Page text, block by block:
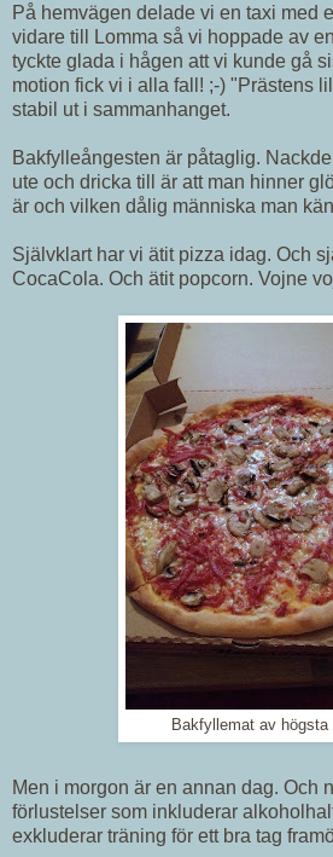
På hemvägen delade vi en taxi med
vidare till Lomma så vi hoppade av
tyckte glada i hågen att vi kunde gå
motion fick vi i alla fall! ;-) "Prästens
stabil ut i sammanhanget.
Bakfylleångesten är påtaglig.
ute och dricka till är att man hinner
är och vilken dålig människa man
Självklart har vi ätit pizza idag. Och
CocaCola. Och ätit popcorn. Vojne
Bakfyllemat av högsta
Men i morgon är en annan dag. Och
förlustelser som inkluderar
exkluderar träning för ett bra tag